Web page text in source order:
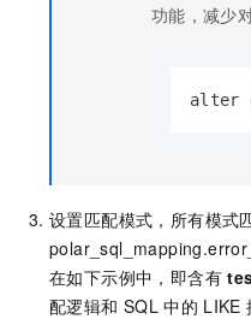
功能，减少
alter
设置匹配模式，所有模式
在如下示例中，即含有
配逻辑和 SQL 中的 LIKE